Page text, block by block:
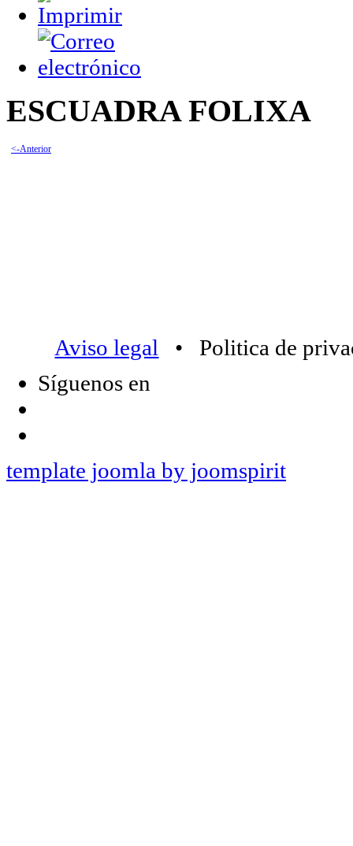
ESCUADRA FOLIXA
<-Anterior
Aviso legal • Politica de
Síguenos en
template joomla by joomspirit